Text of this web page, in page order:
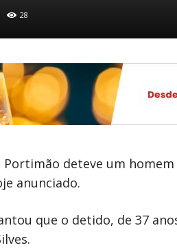
28
Portimão deteve um
anunciado.
que o detido, de 37